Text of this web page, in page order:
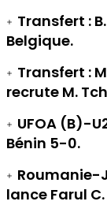
Transfert :
Belgique.
Transfert :
recrute M.
UFOA (B)-
Bénin 5-0.
Roumanie-
lance Farul C.